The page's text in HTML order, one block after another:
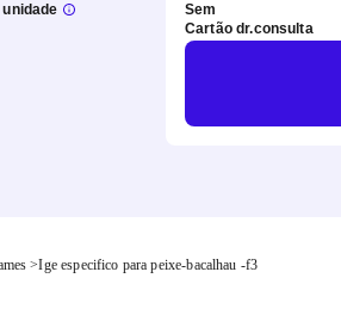
unidade
Sem
Cartão dr.consulta
>Ige especifico para peixe-bacalhau -f3